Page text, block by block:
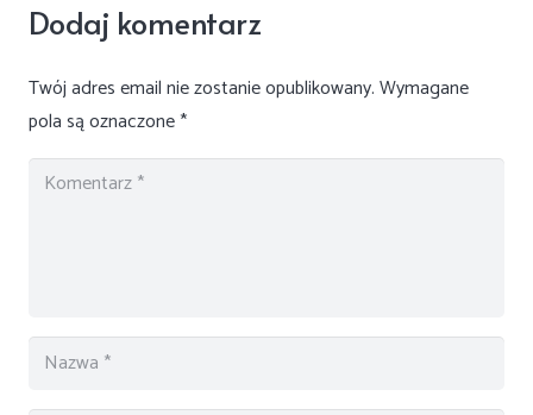
Dodaj komentarz
Twój adres email nie zostanie opublikowany.Wymagane
pola są oznaczone*